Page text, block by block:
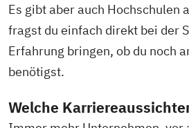
Es gibt aber auch Hochschulen
fragst du einfach direkt bei der
Erfahrung bringen, ob du noch
benötigst.
Welche